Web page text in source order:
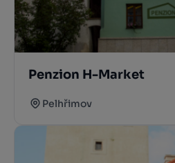
Penzion H-Market
Pelhřimov